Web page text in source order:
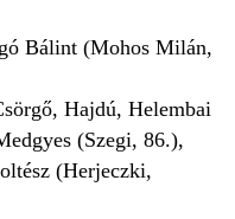
Bálint (Mohos Milán,
Hajdú, Helembai
(Szegi, 86.),
(Herjeczki,